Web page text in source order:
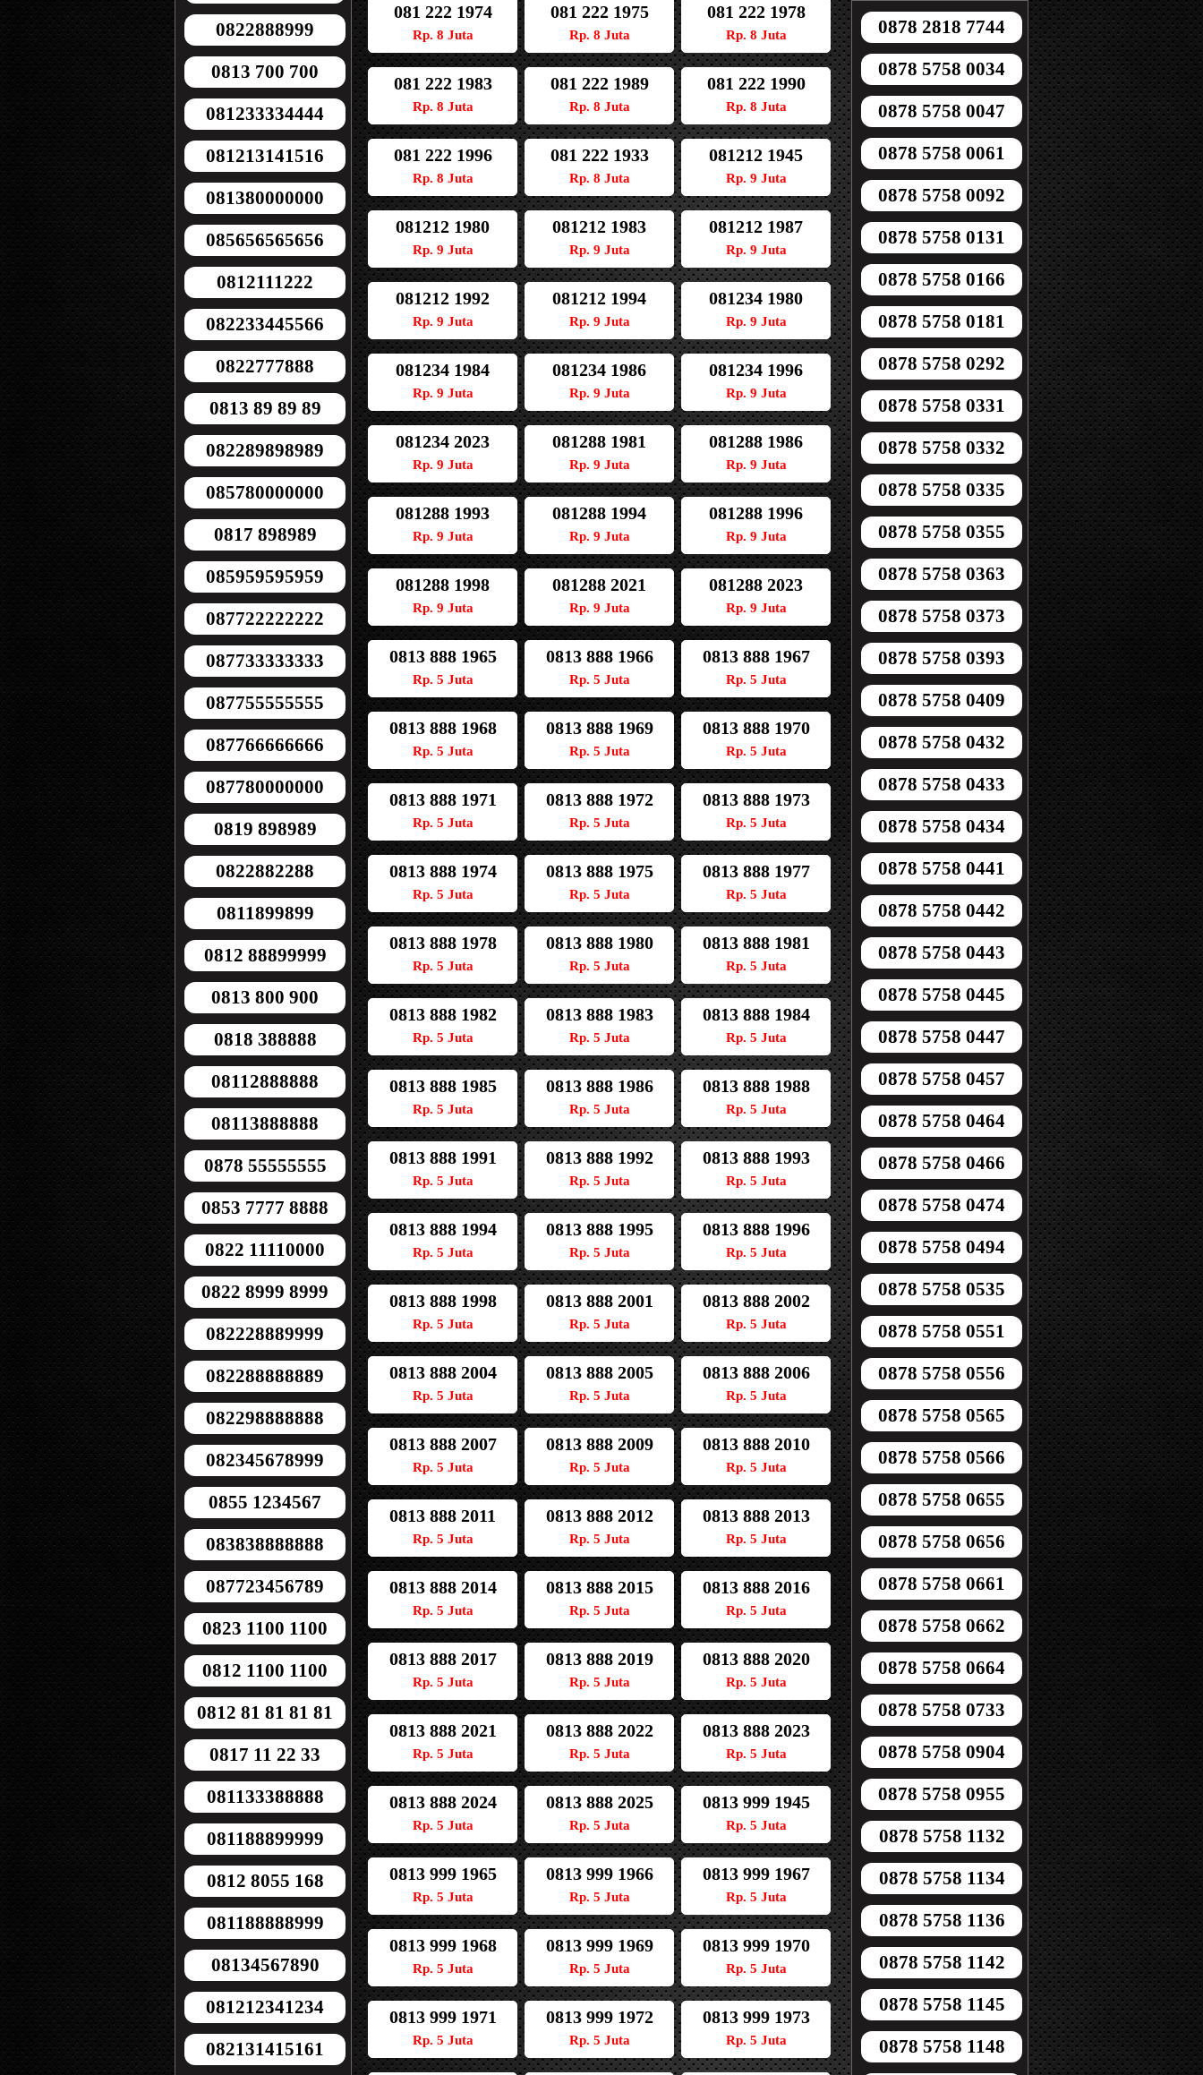
0822888999
0813 700 700
081233334444
081213141516
081380000000
085656565656
0812111222
082233445566
0822777888
0813 89 89 89
082289898989
085780000000
0817 898989
085959595959
087722222222
087733333333
087755555555
087766666666
087780000000
0819 898989
0822882288
0811899899
0812 88899999
0813 800 900
0818 388888
08112888888
08113888888
0878 55555555
0853 7777 8888
0822 11110000
0822 8999 8999
082228889999
082288888889
082298888888
082345678999
0855 1234567
083838888888
087723456789
0823 1100 1100
0812 1100 1100
0812 81 81 81 81
0817 11 22 33
081133388888
081188899999
0812 8055 168
081188888999
08134567890
081212341234
082131415161
081 222 1974
Rp. 8 Juta
081 222 1975
Rp. 8 Juta
081 222 1978
Rp. 8 Juta
081 222 1983
Rp. 8 Juta
081 222 1989
Rp. 8 Juta
081 222 1990
Rp. 8 Juta
081 222 1996
Rp. 8 Juta
081 222 1933
Rp. 8 Juta
081212 1945
Rp. 9 Juta
081212 1980
Rp. 9 Juta
081212 1983
Rp. 9 Juta
081212 1987
Rp. 9 Juta
081212 1992
Rp. 9 Juta
081212 1994
Rp. 9 Juta
081234 1980
Rp. 9 Juta
081234 1984
Rp. 9 Juta
081234 1986
Rp. 9 Juta
081234 1996
Rp. 9 Juta
081234 2023
Rp. 9 Juta
081288 1981
Rp. 9 Juta
081288 1986
Rp. 9 Juta
081288 1993
Rp. 9 Juta
081288 1994
Rp. 9 Juta
081288 1996
Rp. 9 Juta
081288 1998
Rp. 9 Juta
081288 2021
Rp. 9 Juta
081288 2023
Rp. 9 Juta
0813 888 1965
Rp. 5 Juta
0813 888 1966
Rp. 5 Juta
0813 888 1967
Rp. 5 Juta
0813 888 1968
Rp. 5 Juta
0813 888 1969
Rp. 5 Juta
0813 888 1970
Rp. 5 Juta
0813 888 1971
Rp. 5 Juta
0813 888 1972
Rp. 5 Juta
0813 888 1973
Rp. 5 Juta
0813 888 1974
Rp. 5 Juta
0813 888 1975
Rp. 5 Juta
0813 888 1977
Rp. 5 Juta
0813 888 1978
Rp. 5 Juta
0813 888 1980
Rp. 5 Juta
0813 888 1981
Rp. 5 Juta
0813 888 1982
Rp. 5 Juta
0813 888 1983
Rp. 5 Juta
0813 888 1984
Rp. 5 Juta
0813 888 1985
Rp. 5 Juta
0813 888 1986
Rp. 5 Juta
0813 888 1988
Rp. 5 Juta
0813 888 1991
Rp. 5 Juta
0813 888 1992
Rp. 5 Juta
0813 888 1993
Rp. 5 Juta
0813 888 1994
Rp. 5 Juta
0813 888 1995
Rp. 5 Juta
0813 888 1996
Rp. 5 Juta
0813 888 1998
Rp. 5 Juta
0813 888 2001
Rp. 5 Juta
0813 888 2002
Rp. 5 Juta
0813 888 2004
Rp. 5 Juta
0813 888 2005
Rp. 5 Juta
0813 888 2006
Rp. 5 Juta
0813 888 2007
Rp. 5 Juta
0813 888 2009
Rp. 5 Juta
0813 888 2010
Rp. 5 Juta
0813 888 2011
Rp. 5 Juta
0813 888 2012
Rp. 5 Juta
0813 888 2013
Rp. 5 Juta
0813 888 2014
Rp. 5 Juta
0813 888 2015
Rp. 5 Juta
0813 888 2016
Rp. 5 Juta
0813 888 2017
Rp. 5 Juta
0813 888 2019
Rp. 5 Juta
0813 888 2020
Rp. 5 Juta
0813 888 2021
Rp. 5 Juta
0813 888 2022
Rp. 5 Juta
0813 888 2023
Rp. 5 Juta
0813 888 2024
Rp. 5 Juta
0813 888 2025
Rp. 5 Juta
0813 999 1945
Rp. 5 Juta
0813 999 1965
Rp. 5 Juta
0813 999 1966
Rp. 5 Juta
0813 999 1967
Rp. 5 Juta
0813 999 1968
Rp. 5 Juta
0813 999 1969
Rp. 5 Juta
0813 999 1970
Rp. 5 Juta
0813 999 1971
Rp. 5 Juta
0813 999 1972
Rp. 5 Juta
0813 999 1973
Rp. 5 Juta
0878 2818 7744
0878 5758 0034
0878 5758 0047
0878 5758 0061
0878 5758 0092
0878 5758 0131
0878 5758 0166
0878 5758 0181
0878 5758 0292
0878 5758 0331
0878 5758 0332
0878 5758 0335
0878 5758 0355
0878 5758 0363
0878 5758 0373
0878 5758 0393
0878 5758 0409
0878 5758 0432
0878 5758 0433
0878 5758 0434
0878 5758 0441
0878 5758 0442
0878 5758 0443
0878 5758 0445
0878 5758 0447
0878 5758 0457
0878 5758 0464
0878 5758 0466
0878 5758 0474
0878 5758 0494
0878 5758 0535
0878 5758 0551
0878 5758 0556
0878 5758 0565
0878 5758 0566
0878 5758 0655
0878 5758 0656
0878 5758 0661
0878 5758 0662
0878 5758 0664
0878 5758 0733
0878 5758 0904
0878 5758 0955
0878 5758 1132
0878 5758 1134
0878 5758 1136
0878 5758 1142
0878 5758 1145
0878 5758 1148